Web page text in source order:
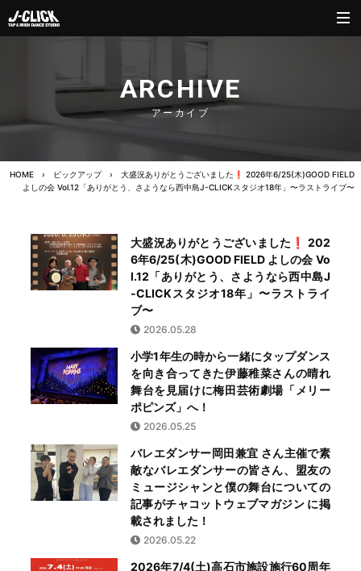
ARCHIVE
アーカイブ
HOME › ピックアップ› 大盛況ありがとうございました❗️ 2026年6/25(木)GOOD FIELD
よしの会 Vol.12「ありがとう、さようなら西中島J-CLICKスタジオ18年」〜ラストライブ〜
大盛況ありがとうございました❗️ 202
6年6/25(木)GOOD FIELD よしの会 Vo
l.12「ありがとう、さようなら西中島J
-CLICKスタジオ18年」〜ラストライ
ブ〜
2026.05.28
小学1年生の時から一緒にタップダンス
を向き合ってきた伊藤稚菜さんの晴れ
舞台を見届けに梅田芸術劇場「メリー
ポピンズ」へ！
2026.05.25
バレエダンサー岡田兼宜 さん主催で素
敵なバレエダンサーの皆さん、盟友の
ミュージシャンと僕の舞台についての
記事がチャコットウェブマガジン に掲
載されました！
2026.05.22
2026年7/4(土)高石市施設施行60周年